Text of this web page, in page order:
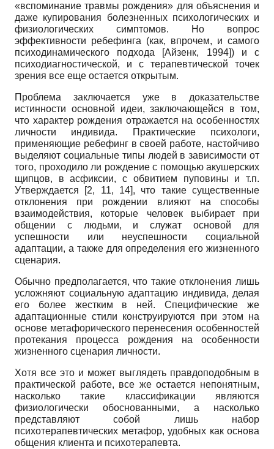
«вспоминание травмы рождения» для объяснения и
даже купирования болезненных психологических и
физиологических симптомов. Но вопрос
эффективности ребефинга (как, впрочем, и самого
психодинамического подхода [Айзенк, 1994]) и с
психодиагностической, и с терапевтической точек
зрения все еще остается открытым.
Проблема заключается уже в доказательстве
истинности основной идеи, заключающейся в том,
что характер рождения отражается на особенностях
личности индивида. Практические психологи,
применяющие ребефинг в своей работе, настойчиво
выделяют социальные типы людей в зависимости от
того, проходило ли рождение с помощью акушерских
щипцов, в асфиксии, с обвитием пуповины и т.п.
Утверждается [2, 11, 14], что такие существенные
отклонения при рождении влияют на способы
взаимодействия, которые человек выбирает при
общении с людьми, и служат основой для
успешности или неуспешности социальной
адаптации, а также для определения его жизненного
сценария.
Обычно предполагается, что такие отклонения лишь
усложняют социальную адаптацию индивида, делая
его более жестким в ней. Специфические же
адаптационные стили конструируются при этом на
основе метафорического перенесения особенностей
протекания процесса рождения на особенности
жизненного сценария личности.
Хотя все это и может выглядеть правдоподобным в
практической работе, все же остается непонятным,
насколько такие классификации являются
физиологически обоснованными, а насколько
представляют собой лишь набор
психотерапевтических метафор, удобных как основа
общения клиента и психотерапевта.